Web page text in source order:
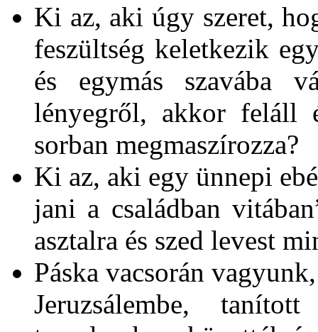
Ki az, aki úgy szeret,
feszültség keletkezik
és egymás szavába
lényegről, akkor feláll
sorban megmaszírozza?
Ki az, aki egy ünnepi
jani a családban
asztalra és szed levest
Páska vacsorán
Jeruzsálembe,